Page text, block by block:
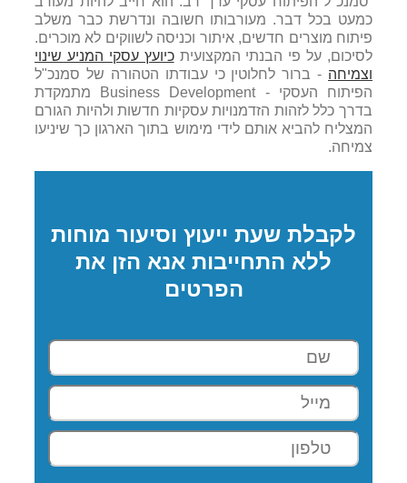
כמעט בכל דבר. מעורבותו חשובה ונדרשת כבר משלב
פיתוח מוצרים חדשים, איתור וכניסה לשווקים לא מוכרים.
לסיכום, על פי הבנתי המקצועיתכיועץ עסקי המניע שינוי
וצמיחה - ברור לחלוטין כי עבודתו הטהורה של סמנכ"ל
הפיתוח העסקי - Business Development מתמקדת
בדרך כלל לזהות הזדמנויות עסקיות חדשות ולהיות הגורם
המצליח להביא אותם לידי מימוש בתוך הארגון כך שיניעו
צמיחה.
לקבלת שעת ייעוץ וסיעור מוחות
ללא התחייבות אנא הזן את
הפרטים